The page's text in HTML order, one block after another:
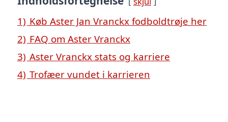
1) Køb Aster Jan Vranckx fodboldtrøje her
2) FAQ om Aster Vranckx
3) Aster Vranckx stats og karriere
4) Trofæer vundet i karrieren